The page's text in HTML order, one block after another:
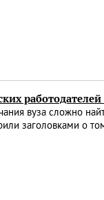
вуза сложно
заголовками о